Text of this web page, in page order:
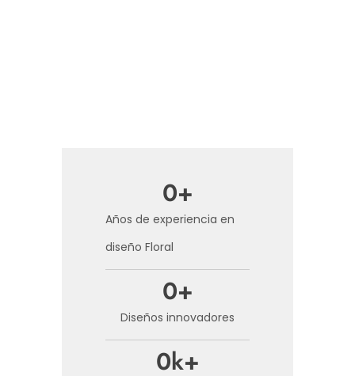
Años de experiencia en
diseño Floral
0+
Diseños innovadores
0+
0k+